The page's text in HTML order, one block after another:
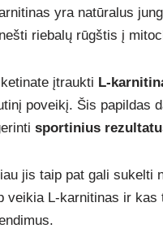
yra natūralus
riebalų rūgštis į
įtraukti L-
poveikį. Šis papildas
sportinius
jis taip pat gali sukelti
veikia L-karnitinas ir